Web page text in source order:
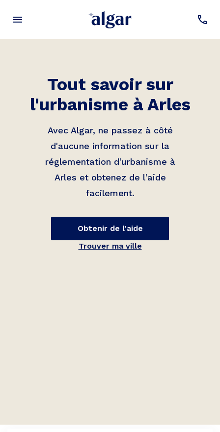
Tout savoir sur
l'urbanisme àArles
Avec Algar, ne passez à côté
d'aucune information sur la
réglementation d'urbanisme à
Arles et obtenez de l'aide
facilement.
Obtenir de l’aide
Trouver ma ville